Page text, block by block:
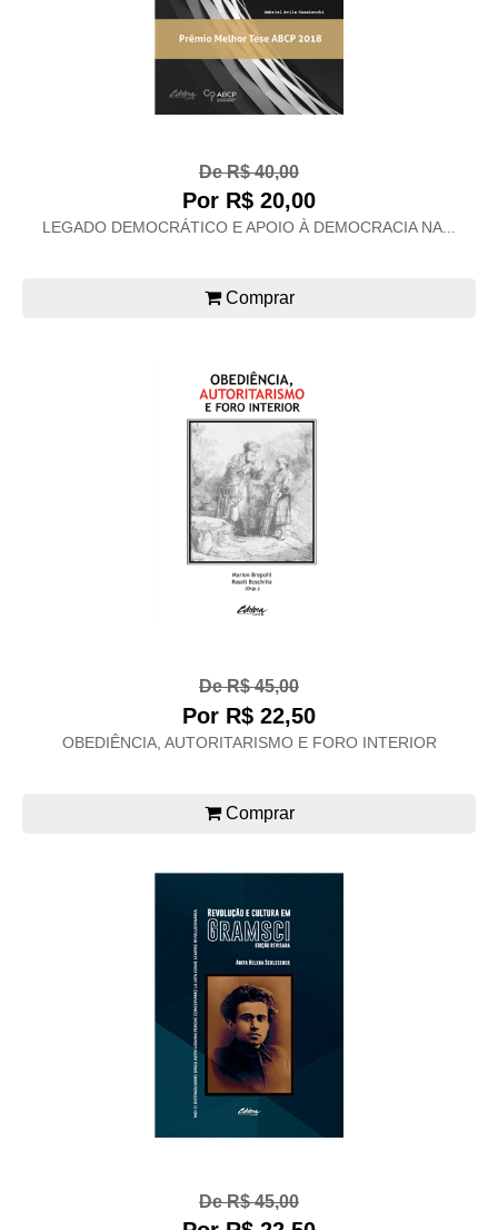
De R$ 40,00
Por R$ 20,00
LEGADO DEMOCRÁTICO E APOIO À DEMOCRACIA NA...
Comprar
De R$ 45,00
Por R$ 22,50
OBEDIÊNCIA, AUTORITARISMO E FORO INTERIOR
Comprar
De R$ 45,00